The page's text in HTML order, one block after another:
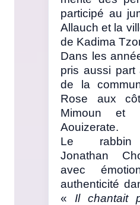
participé au
Allauch et la
de Kadima
Dans les
pris aussi part
de la
Rose aux
Mimoun et
Aouizerate.
Le rabbin
Jonathan
avec
authenticité
« Il chantait